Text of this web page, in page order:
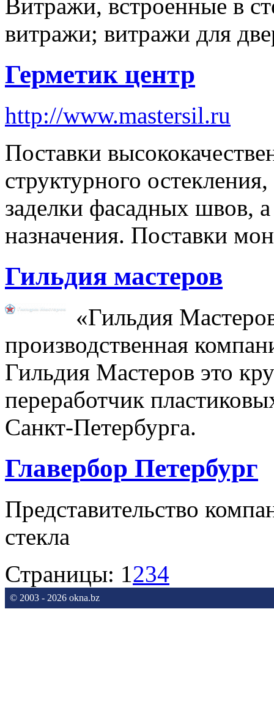
Витражи, встроенные в
витражи; витражи для
Герметик центр
http://www.mastersil.ru
Поставки
структурного
заделки фасадных швов,
назначения. Поставки
Гильдия мастеров
«Гильдия
производственная
Гильдия Мастеров это
переработчик
Санкт-Петербурга.
Главербор Петербург
Представительство
стекла
Страницы: 1 234
© 2003 - 2026 okna.bz